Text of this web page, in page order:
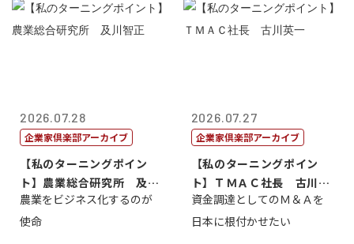
2026.07.28
企業家倶楽部アーカイブ
【私のターニングポイン
ト】農業総合研究所 及川
智正
農業をビジネス化するのが
使命
2026.07.27
企業家倶楽部アーカイブ
【私のターニングポイン
ト】ＴＭＡＣ社長 古川英
一
資金調達としてのＭ＆Ａを
日本に根付かせたい